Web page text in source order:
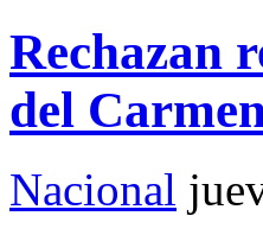
Rechazan
del
Nacional